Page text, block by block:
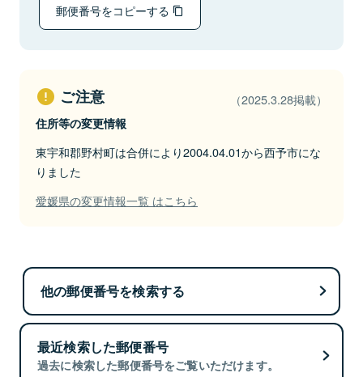
郵便番号をコピーする
ご注意 （2025.3.28掲載）
住所等の変更情報
東宇和郡野村町は合併により2004.04.01から西予市にな
りました
愛媛県の変更情報一覧 はこちら
他の郵便番号を検索する
最近検索した郵便番号
過去に検索した郵便番号をご覧いただけます。